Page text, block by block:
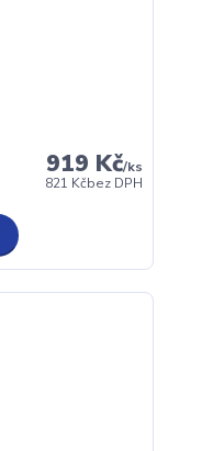
919 Kč/ks
821 Kčbez DPH